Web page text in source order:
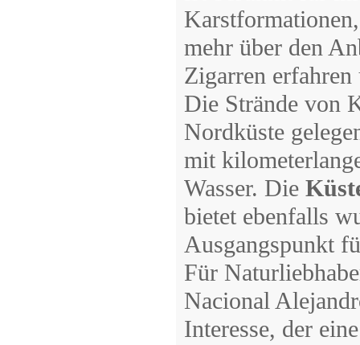
mehr über den
Zigarren
Die Strände von
Nordküste
mit
Wasser. Die
bietet ebenfalls
Ausgangspunkt
Für
Nacional
Interesse, der